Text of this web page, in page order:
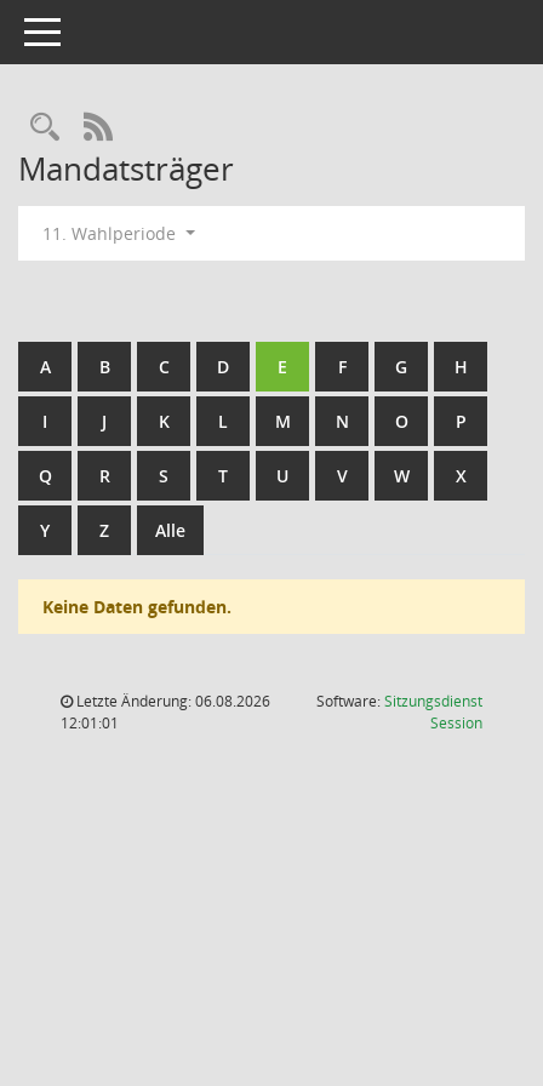
Toggle navigation
Rechercheauswahl
RSS-Feed
Mandatsträger
11. Wahlperiode
A B C D E F G H
I J K L M N O P
Q R S T U V W X
Y Z Alle
Keine Daten gefunden.
Letzte Änderung: 06.08.2026
12:01:01
Software:Sitzungsdienst
Session(Wird in